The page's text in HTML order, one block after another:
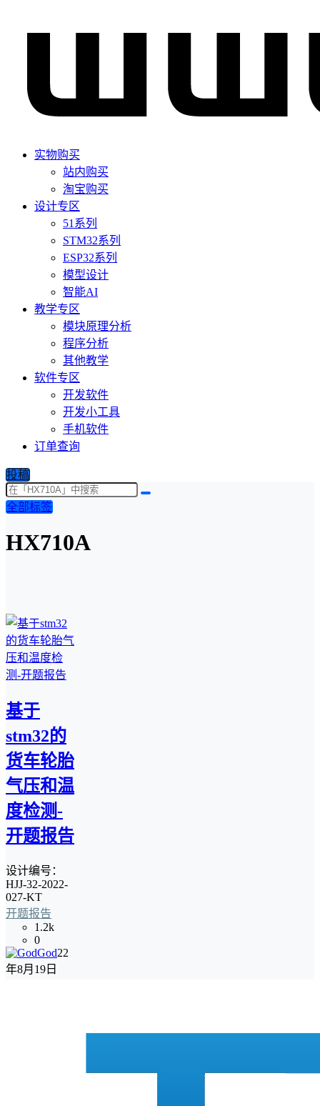
实物购买
站内购买
淘宝购买
设计专区
51系列
STM32系列
ESP32系列
模型设计
智能AI
教学专区
模块原理分析
程序分析
其他教学
软件专区
开发软件
开发小工具
手机软件
订单查询
投稿
全部标签
HX710A
基于
stm32的
货车轮胎
气压和温
度检测-
开题报告
设计编号：
HJJ-32-2022-
027-KT
开题报告
1.2k
0
God22
年8月19日